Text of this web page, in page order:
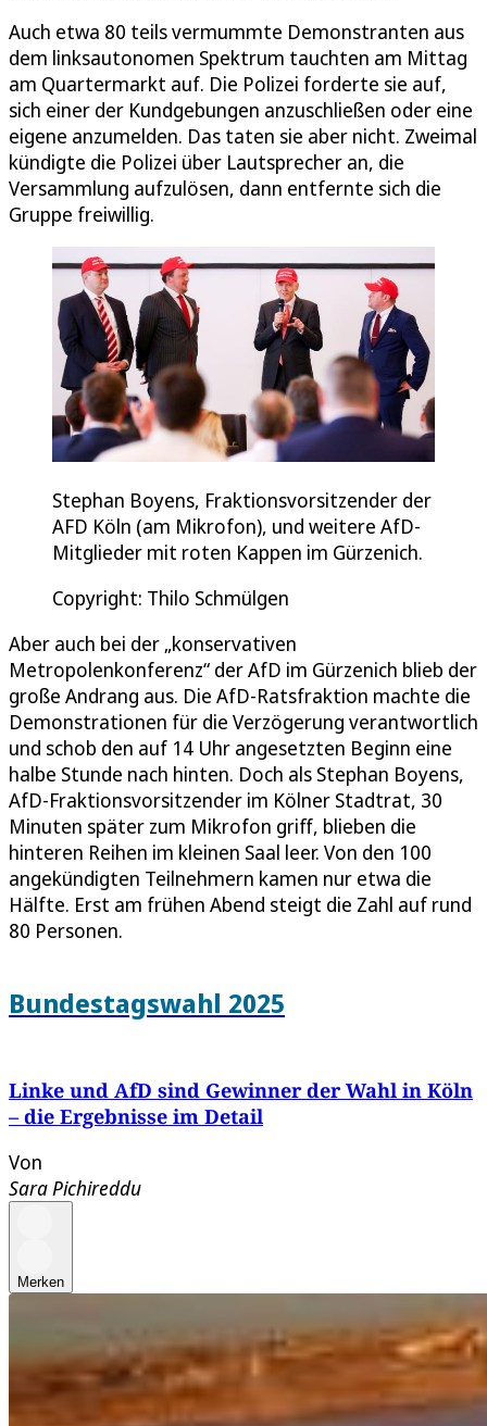
Auch etwa 80 teils vermummte Demonstranten aus
dem linksautonomen Spektrum tauchten am Mittag
am Quartermarkt auf. Die Polizei forderte sie auf,
sich einer der Kundgebungen anzuschließen oder eine
eigene anzumelden. Das taten sie aber nicht. Zweimal
kündigte die Polizei über Lautsprecher an, die
Versammlung aufzulösen, dann entfernte sich die
Gruppe freiwillig.
Stephan Boyens, Fraktionsvorsitzender der
AFD Köln (am Mikrofon), und weitere AfD-
Mitglieder mit roten Kappen im Gürzenich.
Copyright: Thilo Schmülgen
Aber auch bei der „konservativen
Metropolenkonferenz“ der AfD im Gürzenich blieb der
große Andrang aus. Die AfD-Ratsfraktion machte die
Demonstrationen für die Verzögerung verantwortlich
und schob den auf 14 Uhr angesetzten Beginn eine
halbe Stunde nach hinten. Doch als Stephan Boyens,
AfD-Fraktionsvorsitzender im Kölner Stadtrat, 30
Minuten später zum Mikrofon griff, blieben die
hinteren Reihen im kleinen Saal leer. Von den 100
angekündigten Teilnehmern kamen nur etwa die
Hälfte. Erst am frühen Abend steigt die Zahl auf rund
80 Personen.
Bundestagswahl 2025
Linke und AfD sind Gewinner der Wahl in Köln
– die Ergebnisse im Detail
Von
Sara Pichireddu
Merken